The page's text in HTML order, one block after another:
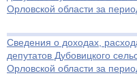
Орловской области за
Сведения о доходах,
депутатов Дубовицкого
Орловской области за